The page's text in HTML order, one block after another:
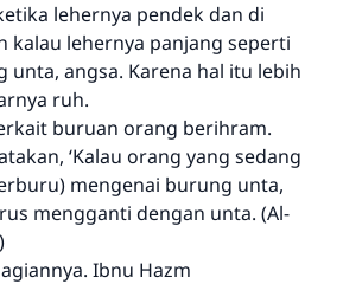
lehernya pendek dan di
kalau lehernya panjang seperti
unta, angsa. Karena hal itu lebih
ruh.
buruan orang berihram.
‘Kalau orang yang sedang
mengenai burung unta,
mengganti dengan unta. (Al-
Ibnu Hazm